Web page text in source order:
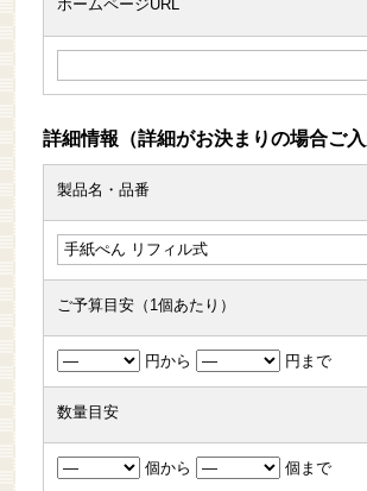
ホームページURL
詳細情報（詳細がお決まりの場合ご入
製品名・品番
ご予算目安（1個あたり）
円から 円まで
数量目安
個から 個まで